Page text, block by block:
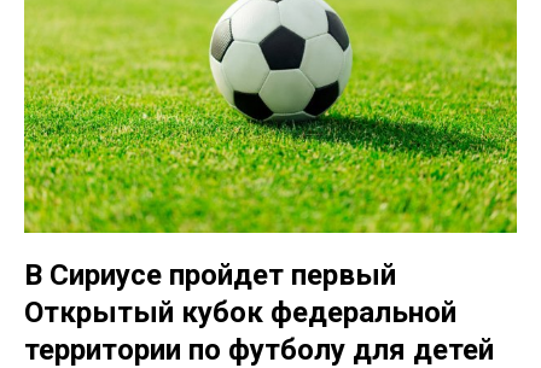
В Сириусе пройдет первый
Открытый кубок федеральной
территории по футболу для детей